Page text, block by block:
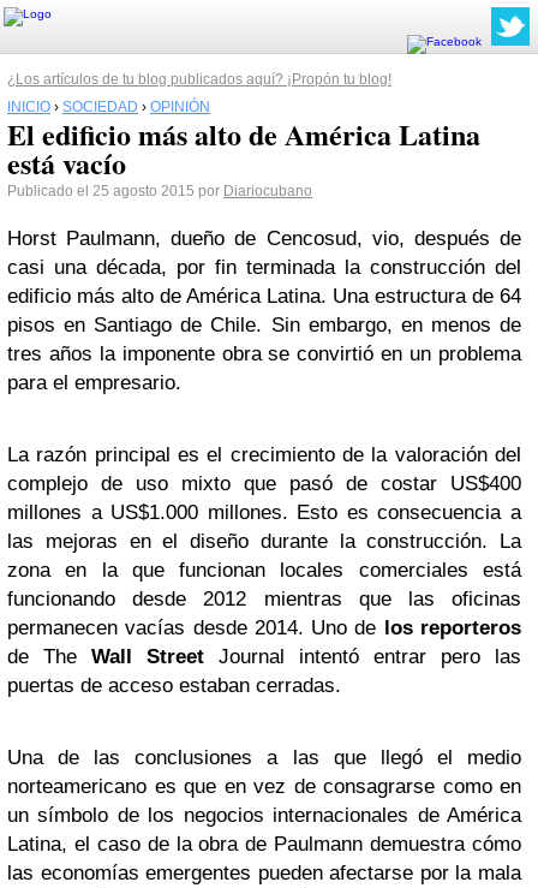
¿Los artículos de tu blog publicados aquí? ¡Propón tu blog!
INICIO › SOCIEDAD › OPINIÓN
El edificio más alto de América Latina
está vacío
Publicado el 25 agosto 2015 por Diariocubano
Horst Paulmann, dueño de Cencosud, vio, después de
casi una década, por fin terminada la construcción del
edificio más alto de América Latina. Una estructura de 64
pisos en Santiago de Chile. Sin embargo, en menos de
tres años la imponente obra se convirtió en un problema
para el empresario.
La razón principal es el crecimiento de la valoración del
complejo de uso mixto que pasó de costar US$400
millones a US$1.000 millones. Esto es consecuencia a
las mejoras en el diseño durante la construcción. La
zona en la que funcionan locales comerciales está
funcionando desde 2012 mientras que las oficinas
permanecen vacías desde 2014. Uno de los reporteros
de The Wall Street Journal intentó entrar pero las
puertas de acceso estaban cerradas.
Una de las conclusiones a las que llegó el medio
norteamericano es que en vez de consagrarse como en
un símbolo de los negocios internacionales de América
Latina, el caso de la obra de Paulmann demuestra cómo
las economías emergentes pueden afectarse por la mala